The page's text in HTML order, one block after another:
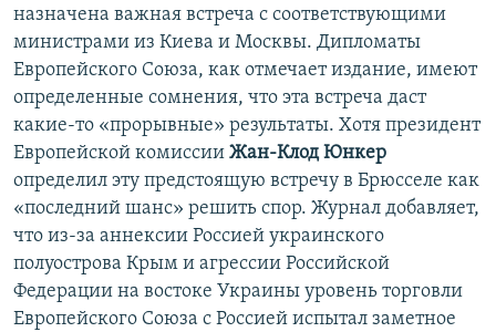
назначена важная встреча с соответствующими
министрами из Киева и Москвы. Дипломаты
Европейского Союза, как отмечает издание, имеют
определенные сомнения, что эта встреча даст
какие-то «прорывные» результаты. Хотя президент
Европейской комиссии Жан-Клод Юнкер
определил эту предстоящую встречу в Брюсселе как
«последний шанс» решить спор. Журнал добавляет,
что из-за аннексии Россией украинского
полуострова Крым и агрессии Российской
Федерации на востоке Украины уровень торговли
Европейского Союза с Россией испытал заметное